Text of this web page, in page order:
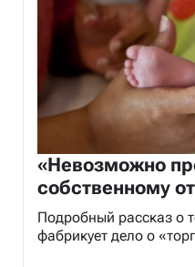
«Невозможно
собственному
Подробный рассказ о
фабрикует дело о